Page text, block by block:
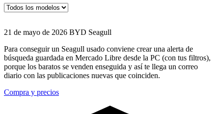
21 de mayo de 2026 BYD Seagull
Para conseguir un Seagull usado conviene crear una alerta de
búsqueda guardada en Mercado Libre desde la PC (con tus filtros),
porque los baratos se venden enseguida y así te llega un correo
diario con las publicaciones nuevas que coinciden.
Compra y precios